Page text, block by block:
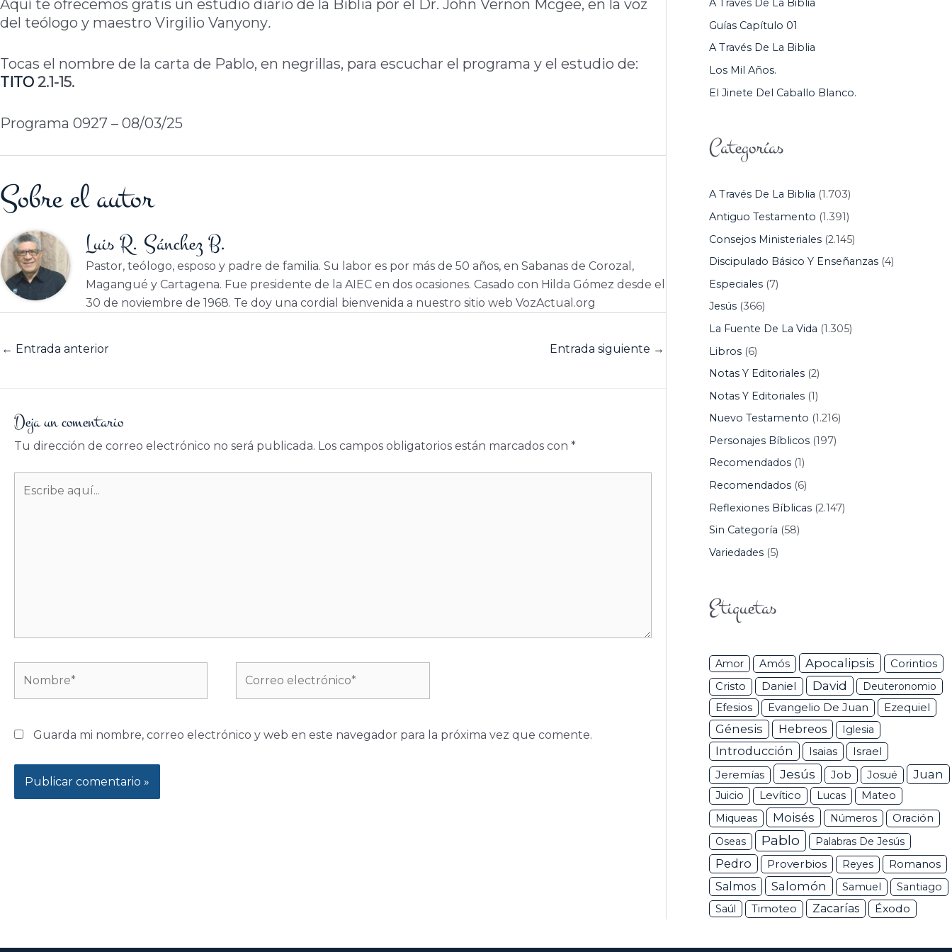
Aquí te ofrecemos gratis un estudio diario de la Biblia por el Dr. John Vernon Mcgee, en la voz
del teólogo y maestro Virgilio Vanyony.
Tocas el nombre de la carta de Pablo, en negrillas, para escuchar el programa y el estudio de:
TITO 2.1-15.
Programa 0927 – 08/03/25
Sobre el autor
Luis R. Sánchez B.
Pastor, teólogo, esposo y padre de familia. Su labor es por más de 50 años, en Sabanas de Corozal,
Magangué y Cartagena. Fue presidente de la AIEC en dos ocasiones. Casado con Hilda Gómez desde el
30 de noviembre de 1968. Te doy una cordial bienvenida a nuestro sitio web VozActual.org
← Entrada anterior Entrada siguiente →
Deja un comentario
Tu dirección de correo electrónico no será publicada. Los campos obligatorios están marcados con *
aquí...
electrónico*
Guarda mi nombre, correo electrónico y web en este navegador para la próxima vez que comente.
R
:
A Través De La Biblia
Guías Capítulo 01
A Través De La Biblia
Los Mil Años.
El Jinete Del Caballo Blanco.
Categorías
A Través De La Biblia (1.703)
Antiguo Testamento (1.391)
Consejos Ministeriales(2.145)
Discipulado Básico Y Enseñanzas(4)
Especiales(7)
Jesús(366)
La Fuente De La Vida (1.305)
Libros(6)
Notas Y Editoriales(2)
Notas Y Editoriales(1)
Nuevo Testamento (1.216)
Personajes Bíblicos(197)
Recomendados(1)
Recomendados(6)
Reflexiones Bíblicas(2.147)
Sin Categoría (58)
Variedades(5)
Etiquetas
Amor Amós Apocalipsis Corintios
Cristo Daniel David Deuteronomio
Efesios Evangelio De Juan Ezequiel
Génesis Hebreos Iglesia
Introducción Isaias Israel
Jeremías Jesús Job Josué Juan
Juicio Levítico Lucas
Mateo
Miqueas
Moisés Números
Oración
Oseas
Pablo Palabras De Jesús
Pedro Proverbios Reyes
Romanos
Salmos
Salomón Samuel
Santiago
Saúl
Timoteo Zacarías Éxodo